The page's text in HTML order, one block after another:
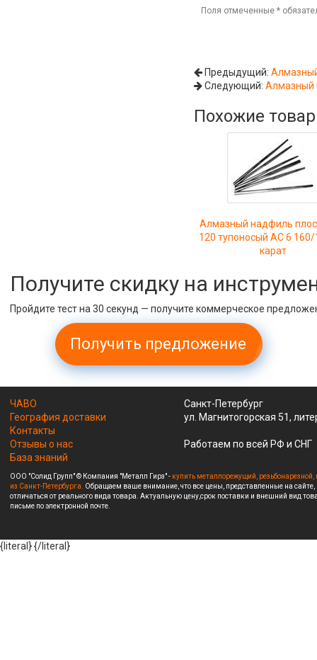
Поля отмеченные*
Предыдущий:
Следующий:Алмазный
Похожие
Алмазный надфиль
120 тупоносый АС 6 160/
карат
Получите скидку на
Пройдите тест на 30 секунд — получите коммерческое
Получить предложение
ЧАВО
География доставки
Контакты
Отзывы о нас
База знаний
Санкт-Петербург
ул. Магнитогорская 51,
Работаем по всей РФ и СНГ
ООО "Солид Групп" © Компания "Металл Гирз" - купить металлорежущий,
из Санкт-Петербурга. Обращаем ваше внимание, что все цены, представленные на
отличаться от реального вида товара. Актуальную цену,срок поставки и внешний вид
письме по электронной почте.
{literal}{/literal}